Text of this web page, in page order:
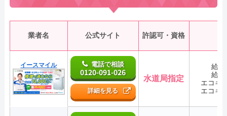
業者名 公式サイト 許認可・資格
イースマイル 電話で相談
0120-091-026
詳細を見る
水道局指定
給
給
エコキ
エコキ